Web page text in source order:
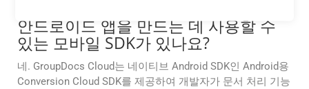
안드로이드 앱을 만드는 데 사용할 수
있는 모바일 SDK가 있나요?
네. GroupDocs Cloud는 네이티브 Android SDK인 Android용
Conversion Cloud SDK를 제공하여 개발자가 문서 처리 기능